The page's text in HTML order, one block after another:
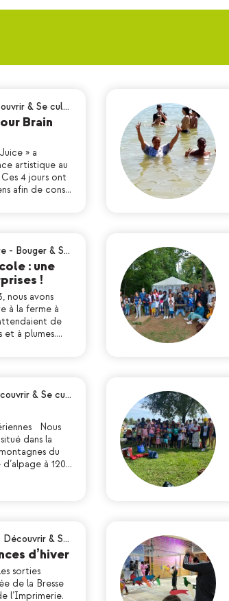
& Se cul…
Brain
» a
artistique au
4 jours ont
afin de cons…
- Bouger & S…
: une
!
nous avons
à la ferme à
de
et à plumes.…
& Se cu…
Nous
dans la
du
à 120…
Découvrir & S…
d’hiver
sorties
de la Bresse
l’Imprimerie.